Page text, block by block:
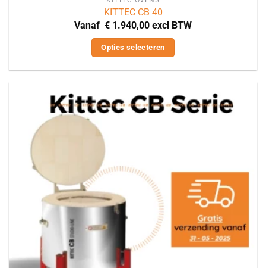
KITTEC CB 40
Vanaf € 1.940,00 excl BTW
Opties selecteren
heeft
meerdere
kan
gekozen
worden
productpagina